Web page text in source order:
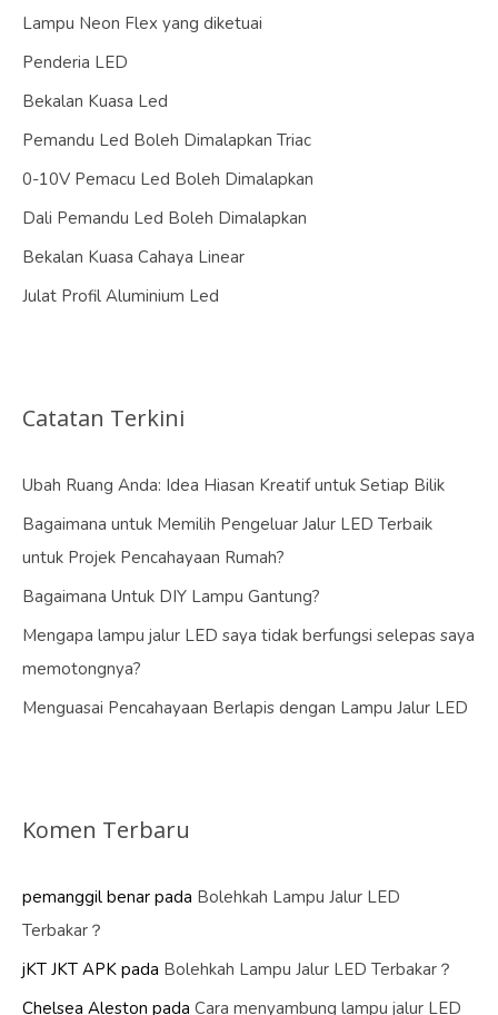
Lampu Neon Flex yang diketuai
Penderia LED
Bekalan Kuasa Led
Pemandu Led Boleh Dimalapkan Triac
0-10V Pemacu Led Boleh Dimalapkan
Dali Pemandu Led Boleh Dimalapkan
Bekalan Kuasa Cahaya Linear
Julat Profil Aluminium Led
Catatan Terkini
Ubah Ruang Anda: Idea Hiasan Kreatif untuk Setiap Bilik
Bagaimana untuk Memilih Pengeluar Jalur LED Terbaik
untuk Projek Pencahayaan Rumah?
Bagaimana Untuk DIY Lampu Gantung?
Mengapa lampu jalur LED saya tidak berfungsi selepas saya
memotongnya?
Menguasai Pencahayaan Berlapis dengan Lampu Jalur LED
Komen Terbaru
pemanggil benar pada Bolehkah Lampu Jalur LED
Terbakar？
jKT JKT APK pada Bolehkah Lampu Jalur LED Terbakar？
Chelsea Aleston pada Cara menyambung lampu jalur LED